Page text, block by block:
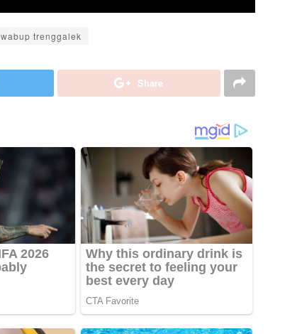
wabup trenggalek
Share